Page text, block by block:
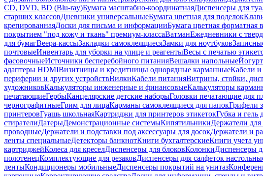
CD, DVD, BD (Blu-ray)Бумага масштабно-координатнаяДиспенсеры для
старших классовДневники универсальныеБумага цветная для поделок
крепированнаяДоски для письма и информацииБумага цветная форматная
покрытием "под кожу и ткань" премиум-классаВатманЕжедневники с
для бумагВеера-кассыЗакладки самоклеящиесяЗамки для ноутбуков
почтовыеИнвентарь для уборки на улице и реагентыВесы с печатью
фасовочныеИсточники бесперебойного питанияВешалки напольные
адаптеры HDMIВизитницы и кредитницы однорядные карманныеКабели
периферии и других устройствВилкиКабели питанияВитрины, стойки,
художниковКалькуляторы инженерные и финансовыеКалькуляторы
печатающиеГербыКанцелярские детские наборыГоловки печатающие для
чернографитныеГрим для лицаКарманы самоклеящиеся для папокГрифели
принтеровГуашь школьнаяКартриджи для принтеров этикетокГубка и гель
стирателиДатерыДемонстрационные системыКипятильникиДержатели
проводныеДержатели и подставки под аксессуары для досокДержатели и
ленты специальныеДетекторы банкнотКниги бухгалтерскиеКниги учета
картриджейКолеса для креселДиспенсеры для блоковКолонкиДиспенсеры
полотенецКомплектующие для резаковДиспенсеры для салфеток
лентыКондиционеры мобильныеДиспенсеры покрытий на унитаз